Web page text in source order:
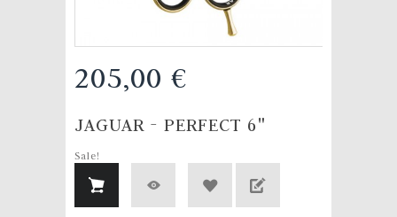
205,00 €
JAGUAR - PERFECT 6"
Sale!